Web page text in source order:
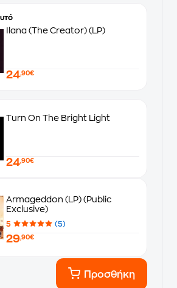
Ilana (The Creator) (LP)
24,90€
Turn On The Bright Light
24,90€
Armageddon (LP) (Public
Exclusive)
5 (5)
29,90€
Προσθήκη